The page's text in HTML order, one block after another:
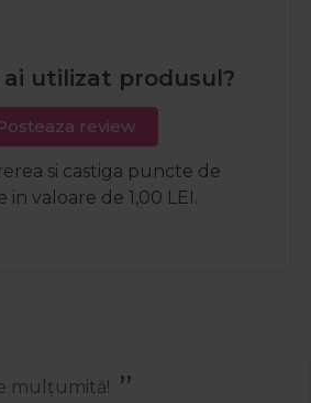
ai utilizat produsul?
review
si castiga puncte de
in valoare de 1,00 LEI.
mulțumită!